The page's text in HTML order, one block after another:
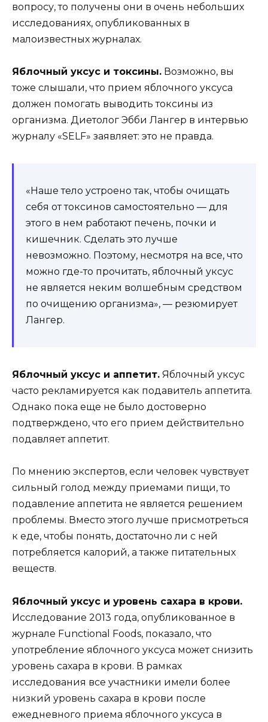
вопросу, то получены они в очень небольших
исследованиях, опубликованных в
малоизвестных журналах.
Яблочный уксус и токсины. Возможно, вы
тоже слышали, что прием яблочного уксуса
должен помогать выводить токсины из
организма. Диетолог Эбби Лангер в интервью
журналу «SELF» заявляет: это не правда.
«Наше тело устроено так, чтобы очищать
себя от токсинов самостоятельно — для
этого в нем работают печень, почки и
кишечник. Сделать это лучше
невозможно. Поэтому, несмотря на все, что
можно где-то прочитать, яблочный уксус
не является неким волшебным средством
по очищению организма», — резюмирует
Лангер.
Яблочный уксус и аппетит. Яблочный уксус
часто рекламируется как подавитель аппетита.
Однако пока еще не было достоверно
подтверждено, что его прием действительно
подавляет аппетит.
По мнению экспертов, если человек чувствует
сильный голод между приемами пищи, то
подавление аппетита не является решением
проблемы. Вместо этого лучше присмотреться
к еде, чтобы понять, достаточно ли с ней
потребляется калорий, а также питательных
веществ.
Яблочный уксус и уровень сахара в крови.
Исследование 2013 года, опубликованное в
журнале Functional Foods, показало, что
употребление яблочного уксуса может снизить
уровень сахара в крови. В рамках
исследования все участники имели более
низкий уровень сахара в крови после
ежедневного приема яблочного уксуса в